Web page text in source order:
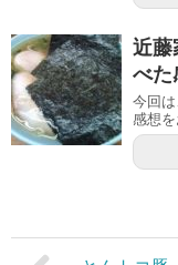
近藤
べた
今回
感想を